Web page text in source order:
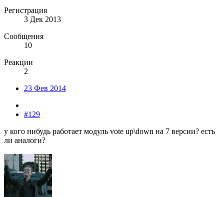
Регистрация
3 Дек 2013
Сообщения
10
Реакции
2
23 Фев 2014
#129
у кого нибудь работает модуль vote up\down на 7 версии? есть
ли аналоги?